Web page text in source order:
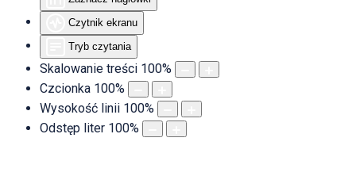
Czytnik ekranu
Tryb czytania
Skalowanie treści 100%
Czcionka 100%
Wysokość linii 100%
Odstęp liter 100%